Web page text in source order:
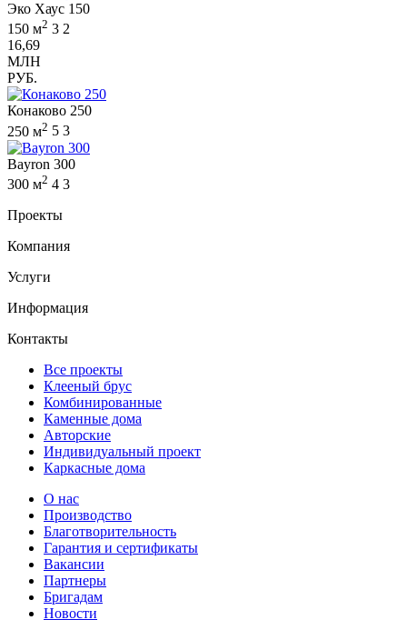
Эко Хаус 150
150 м2 3 2
16,69
МЛН
РУБ.
Конаково 250
250 м2 5 3
Bayron 300
300 м2 4 3
Проекты
Компания
Услуги
Информация
Контакты
Все проекты
Клееный брус
Комбинированные
Каменные дома
Авторские
Индивидуальный проект
Каркасные дома
О нас
Производство
Благотворительность
Гарантия и сертификаты
Вакансии
Партнеры
Бригадам
Новости